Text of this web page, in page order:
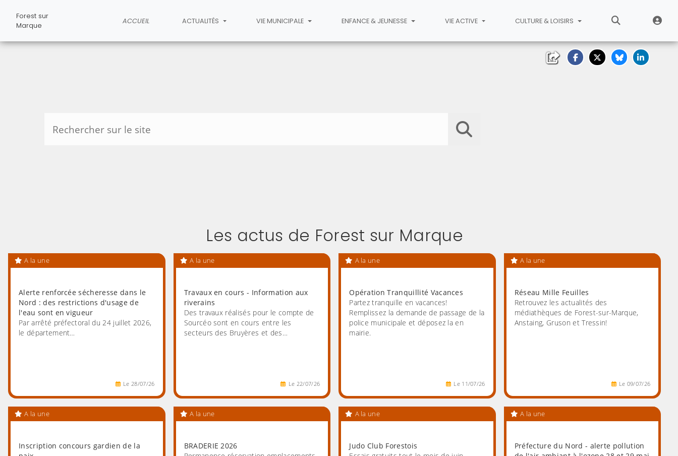
Forest sur
Marque
ACCUEIL ACTUALITÉS VIE MUNICIPALE ENFANCE & JEUNESSE VIE ACTIVE CULTURE & LOISIRS
Lancer la recherche
Les actus de Forest sur Marque
A la une
Alerte renforcée sécheresse dans le
Nord : des restrictions d'usage de
l'eau sont en vigueur
Par arrêté préfectoral du 24 juillet 2026,
le département…
Le28/07/26
A la une
Travaux en cours - Information aux
riverains
Des travaux réalisés pour le compte de
Sourcéo sont en cours entre les
secteurs des Bruyères et des…
Le 22/07/26
A la une
Opération Tranquillité Vacances
Partez tranquille en vacances!
Remplissez la demande de passage de la
police municipale et déposez la en
mairie.
Le 11/07/26
A la une
Réseau Mille Feuilles
Retrouvez les actualités des
médiathèques de Forest-sur-Marque,
Anstaing, Gruson et Tressin!
Le 09/07/26
A la une
Inscription concours gardien de la
A la une
BRADERIE 2026
A la une
Judo Club Forestois
A la une
Préfecture du Nord - alerte pollution